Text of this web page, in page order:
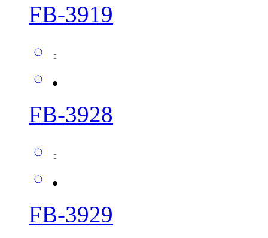
FB-3919
FB-3928
FB-3929